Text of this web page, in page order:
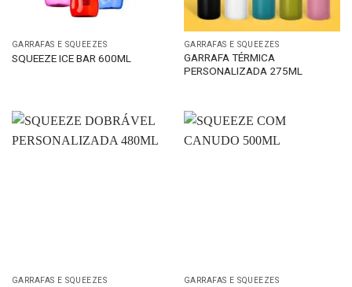
GARRAFAS E SQUEEZES
SQUEEZE ICE BAR 600ML
GARRAFAS E SQUEEZES
GARRAFA TÉRMICA
PERSONALIZADA 275ML
GARRAFAS E SQUEEZES GARRAFAS E SQUEEZES